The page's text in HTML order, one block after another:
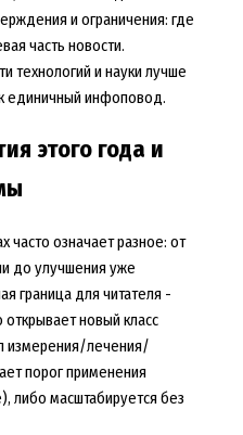
и ограничения: где
часть новости.
технологий и науки лучше
единичный инфоповод.
этого года и
часто означает разное: от
до улучшения уже
граница для читателя -
новый класс
измерения/лечения/
порог применения
либо масштабируется без